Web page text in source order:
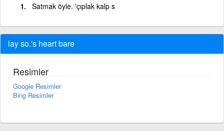
Satmak öyle. 'çıplak kalp s
lay so.'s heart bare
Resimler
Google Resimler
Bing Resimler